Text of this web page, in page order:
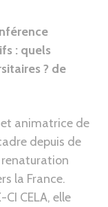
: quels
? de
animatrice de
depuis de
renaturation
la France.
CELA, elle